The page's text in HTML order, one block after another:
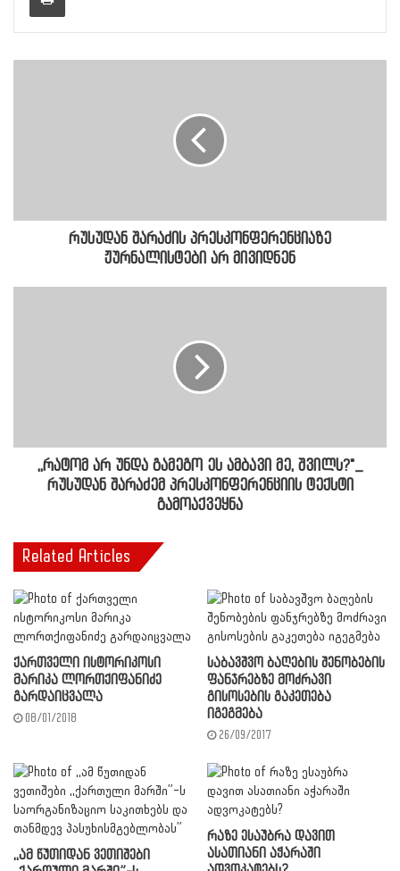
რუსუდან შარაძის პრესკონფერენციაზე
ჟურნალისტები არ მივიდნენ
,,რატომ არ უნდა გამეგო ეს ამბავი მე, შვილს?"_
რუსუდან შარაძემ პრესკონფერენციის ტექსტი
გამოაქვეყნა
Related Articles
ქართველი ისტორიკოსი
მარიკა ლორთქიფანიძე
გარდაიცვალა
08/01/2018
საბავშვო ბაღების შენობების
ფანჯრებზე მოძრავი
გისოსების გაკეთება
იგეგმება
26/09/2017
,,ამ წუთიდან ვეთიშები
რაზე ესაუბრა დავით
ასათიანი აჭარაში